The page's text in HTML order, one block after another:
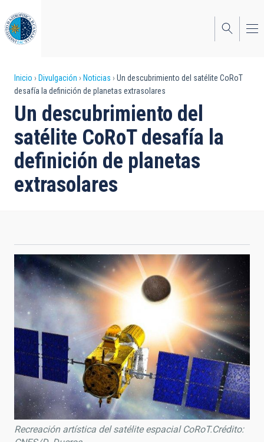
al
contenido
principal
Sobrescribir
enlaces
de
ayuda
a
la
Inicio Divulgación Noticias
Un descubrimiento del satélite CoRoT
desafía la definición de planetas extrasolares
Un descubrimiento del
satélite CoRoT desafía la
definición de planetas
extrasolares
Recreación artística del satélite espacial CoRoT.Crédito: